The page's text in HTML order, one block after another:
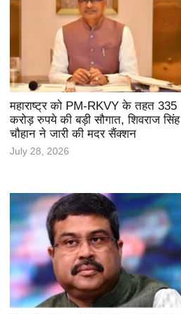
महाराष्ट्र को PM-RKVY के तहत 335
करोड़ रुपये की बड़ी सौगात, शिवराज सिंह
चौहान ने जारी की मदर सैंक्शन
July 28, 2026